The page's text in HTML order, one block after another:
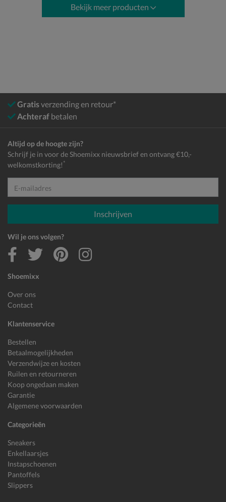
Bekijk meer producten
Gratisverzending en retour*
Achteraf betalen
Shoemixx
Over ons
Contact
Klantenservice
Bestellen
Betaalmogelijkheden
Verzendwijze en kosten
Ruilen en retourneren
Koop ongedaan maken
Garantie
Algemene voorwaarden
Categorieën
Sneakers
Enkellaarsjes
Instapschoenen
Pantoffels
Slippers
Altijd op de hoogte zijn?
Schrijf je in voor de Shoemixx nieuwsbrief en ontvang €10,-
welkomstkorting! *
E-mailadres
Inschrijven
Wil je ons volgen?